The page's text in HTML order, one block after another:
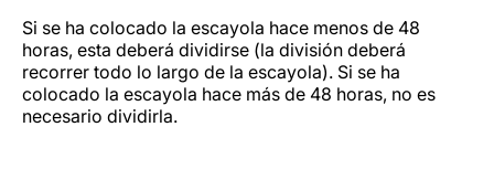
Si se ha colocado la escayola hace menos de 48
horas, esta deberá dividirse (la división deberá
recorrer todo lo largo de la escayola). Si se ha
colocado la escayola hace más de 48 horas, no es
necesario dividirla.